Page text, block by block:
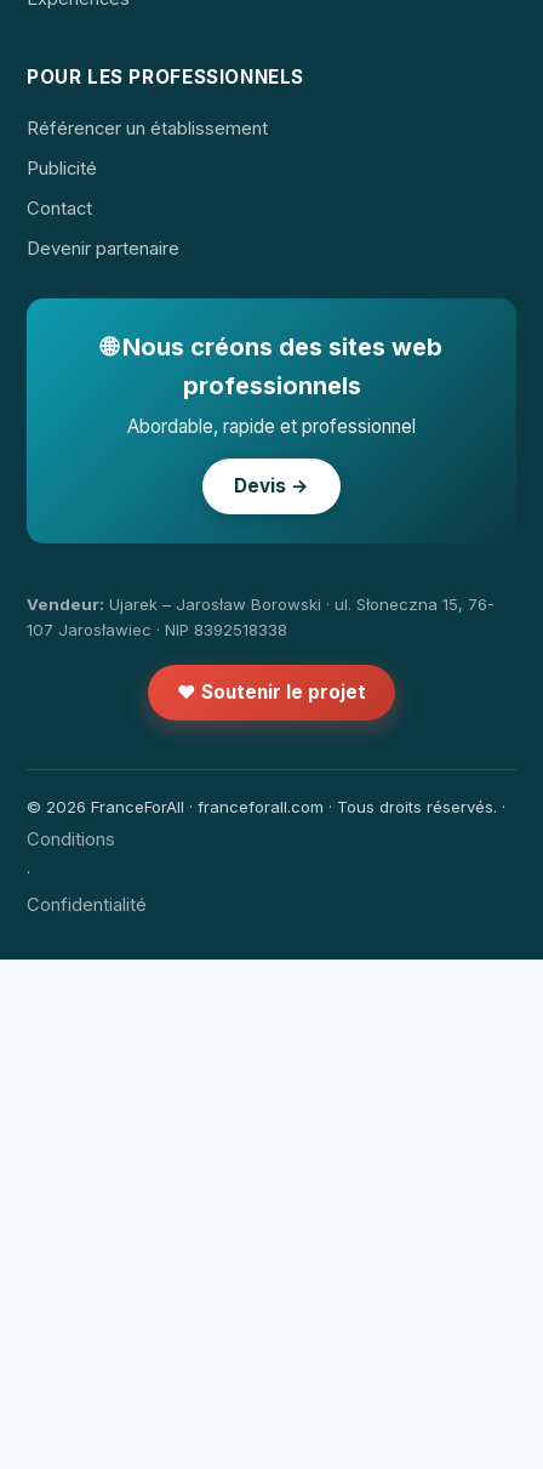
POUR LES PROFESSIONNELS
Référencer un établissement
Publicité
Contact
Devenir partenaire
🌐 Nous créons des sites web
professionnels
Abordable, rapide et professionnel
Devis →
Vendeur: Ujarek – Jarosław Borowski · ul. Słoneczna 15, 76-
107 Jarosławiec · NIP 8392518338
❤️ Soutenir le projet
© 2026 FranceForAll · franceforall.com · Tous droits réservés. ·
Conditions
·
Confidentialité